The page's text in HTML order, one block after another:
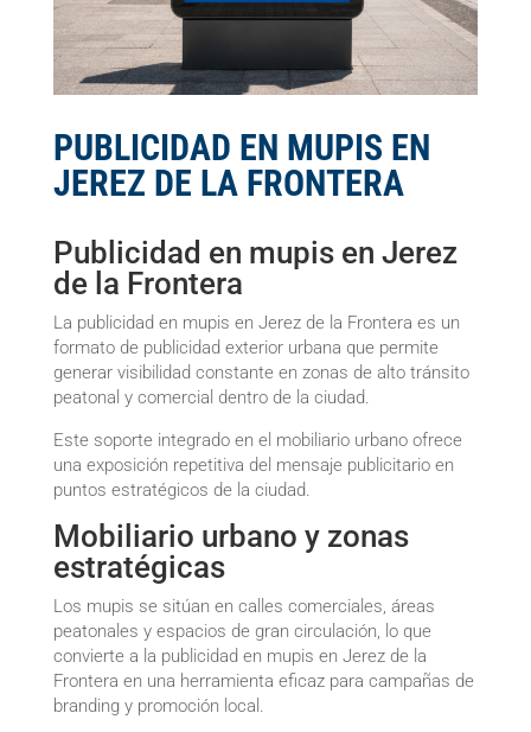
PUBLICIDAD EN MUPIS EN
JEREZ DE LA FRONTERA
Publicidad en mupis en Jerez
de la Frontera
La publicidad en mupis en Jerez de la Frontera es un
formato de publicidad exterior urbana que permite
generar visibilidad constante en zonas de alto tránsito
peatonal y comercial dentro de la ciudad.
Este soporte integrado en el mobiliario urbano ofrece
una exposición repetitiva del mensaje publicitario en
puntos estratégicos de la ciudad.
Mobiliario urbano y zonas
estratégicas
Los mupis se sitúan en calles comerciales, áreas
peatonales y espacios de gran circulación, lo que
convierte a la publicidad en mupis en Jerez de la
Frontera en una herramienta eficaz para campañas de
branding y promoción local.